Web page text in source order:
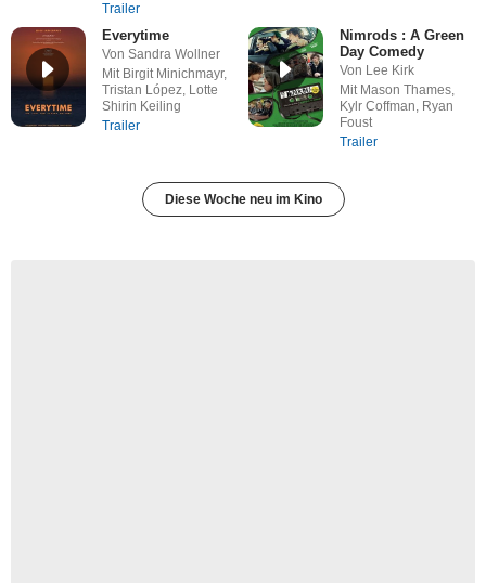
Trailer
Everytime
Von Sandra Wollner
Mit Birgit Minichmayr,
Tristan López, Lotte
Shirin Keiling
Trailer
Nimrods : A Green
Day Comedy
Von Lee Kirk
Mit Mason Thames,
Kylr Coffman, Ryan
Foust
Trailer
Diese Woche neu im Kino